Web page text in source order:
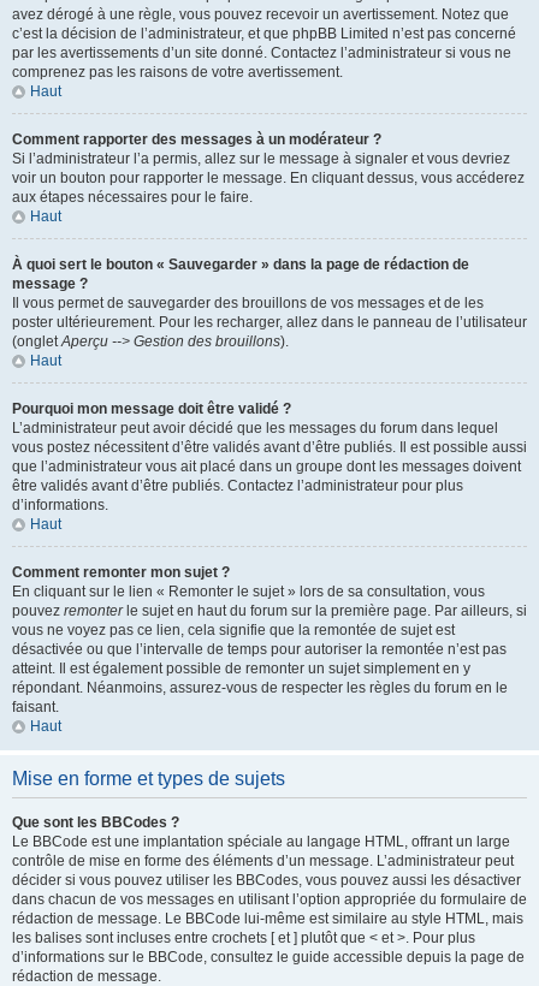
avez dérogé à une règle, vous pouvez recevoir un avertissement. Notez que
c’est la décision de l’administrateur, et que phpBB Limited n’est pas concerné
par les avertissements d’un site donné. Contactez l’administrateur si vous ne
comprenez pas les raisons de votre avertissement.
Haut
Comment rapporter des messages à un modérateur ?
Si l’administrateur l’a permis, allez sur le message à signaler et vous devriez
voir un bouton pour rapporter le message. En cliquant dessus, vous accéderez
aux étapes nécessaires pour le faire.
Haut
À quoi sert le bouton « Sauvegarder » dans la page de rédaction de
message ?
Il vous permet de sauvegarder des brouillons de vos messages et de les
poster ultérieurement. Pour les recharger, allez dans le panneau de l’utilisateur
(ongletAperçu --> Gestion des brouillons).
Haut
Pourquoi mon message doit être validé ?
L’administrateur peut avoir décidé que les messages du forum dans lequel
vous postez nécessitent d’être validés avant d’être publiés. Il est possible aussi
que l’administrateur vous ait placé dans un groupe dont les messages doivent
être validés avant d’être publiés. Contactez l’administrateur pour plus
d’informations.
Haut
Comment remonter mon sujet ?
En cliquant sur le lien « Remonter le sujet » lors de sa consultation, vous
pouvez remonterle sujet en haut du forum sur la première page. Par ailleurs, si
vous ne voyez pas ce lien, cela signifie que la remontée de sujet est
désactivée ou que l’intervalle de temps pour autoriser la remontée n’est pas
atteint. Il est également possible de remonter un sujet simplement en y
répondant. Néanmoins, assurez-vous de respecter les règles du forum en le
faisant.
Haut
Mise en forme et types de sujets
Que sont les BBCodes ?
Le BBCode est une implantation spéciale au langage HTML, offrant un large
contrôle de mise en forme des éléments d’un message. L’administrateur peut
décider si vous pouvez utiliser les BBCodes, vous pouvez aussi les désactiver
dans chacun de vos messages en utilisant l’option appropriée du formulaire de
rédaction de message. Le BBCode lui-même est similaire au style HTML, mais
les balises sont incluses entre crochets [ et ] plutôt que < et >. Pour plus
d’informations sur le BBCode, consultez le guide accessible depuis la page de
rédaction de message.